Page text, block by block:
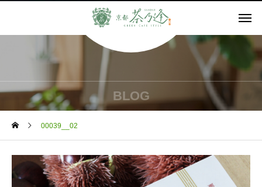
BLOG
00039__02